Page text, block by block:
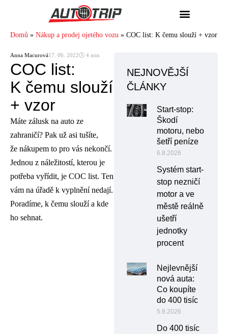
Domů » Nákup a prodej ojetého vozu » COC list: K čemu slouží + vzor
Anna Macurová17. 06. 2022🕓 4 min
COC list:
K čemu slouží
+ vzor
Máte zálusk na auto ze
zahraničí? Pak už asi tušíte,
že nákupem to pro vás nekončí.
Jednou z náležitostí, kterou je
potřeba vyřídit, je COC list. Ten
vám na úřadě k vyplnění nedají.
Poradíme, k čemu slouží a kde
ho sehnat.
NEJNOVĚJŠÍ
ČLÁNKY
Start-stop:
Škodí
motoru, nebo
šetří peníze
6.8.2026
Systém start-
stop nezničí
motor a ve
městě reálně
ušetří
jednotky
procent
Nejlevnější
nová auta:
Co koupíte
do 400 tisíc
5.8.2026
Do 400 tisíc